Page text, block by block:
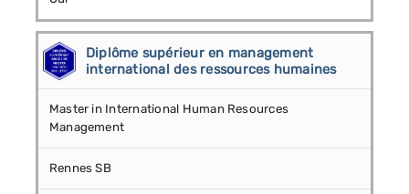
Diplôme supérieur en management
international des ressources humaines
Master in International Human Resources
Management
Rennes SB